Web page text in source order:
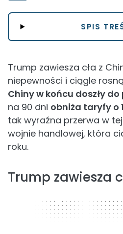
SPIS
Trump zawiesza cła z
niepewności i ciągle
Chiny w końcu doszły
na 90 dni obniża taryfy o
tak wyraźna przerwa w
wojnie handlowej, która
roku.
Trump zawiesza
320 x 50